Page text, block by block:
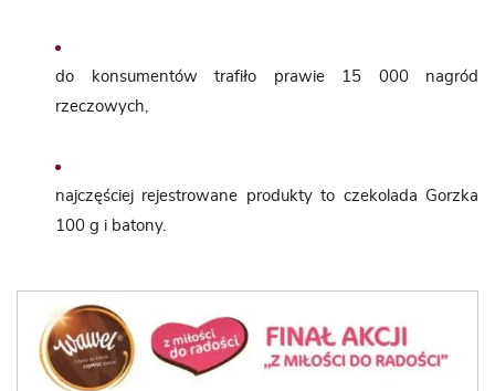
do konsumentów trafiło prawie 15 000 nagród
rzeczowych,
najczęściej rejestrowane produkty to czekolada Gorzka
100 g i batony.